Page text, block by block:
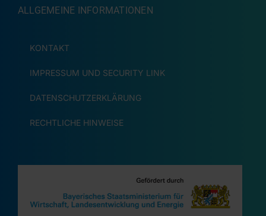
ALLGEMEINE INFORMATIONEN
KONTAKT
IMPRESSUM UND SECURITY LINK
DATENSCHUTZERKLÄRUNG
RECHTLICHE HINWEISE